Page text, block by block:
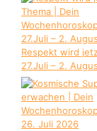
Respekt wird
27.Juli – 2.